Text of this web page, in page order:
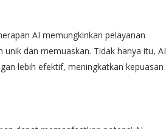
AI memungkinkan pelayanan
dan memuaskan. Tidak hanya itu, AI
lebih efektif, meningkatkan kepuasan